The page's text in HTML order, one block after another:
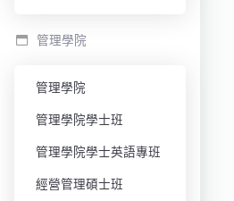
管理學院
管理學院
管理學院學士班
管理學院學士英語專班
經營管理碩士班